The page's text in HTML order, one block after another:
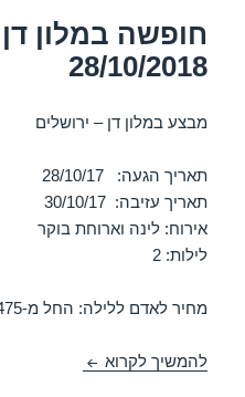
חופשה במלון
28/10/2018
מבצע במלון דן – ירושלים
תאריך הגעה: 28/10/17
תאריך עזיבה: 30/10/17
אירוח: לינה וארוחת בוקר
לילות: 2
מחיר לאדם ללילה: החל מ-₪475
להמשיך לקרוא חופשה במלון דן –